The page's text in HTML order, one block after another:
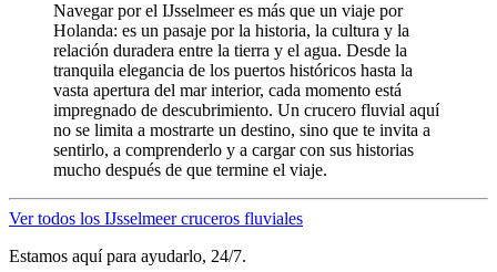
Navegar por el IJsselmeer es más que un viaje por
Holanda: es un pasaje por la historia, la cultura y la
relación duradera entre la tierra y el agua. Desde la
tranquila elegancia de los puertos históricos hasta la
vasta apertura del mar interior, cada momento está
impregnado de descubrimiento. Un crucero fluvial aquí
no se limita a mostrarte un destino, sino que te invita a
sentirlo, a comprenderlo y a cargar con sus historias
mucho después de que termine el viaje.
Ver todos los IJsselmeer cruceros fluviales
Estamos aquí para ayudarlo, 24/7.